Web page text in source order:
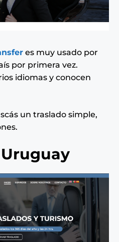
es muy usado por
por primera vez.
idiomas y conocen
un traslado simple,